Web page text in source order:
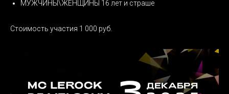
МУЖЧИНЫ\ЖЕНЩИНЫ 16 лет и страше
Стоимость участия 1 000 руб.